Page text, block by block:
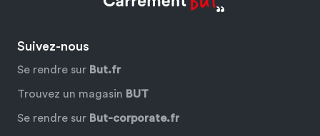
Suivez-nous
Se rendre sur But.fr
Trouvez un magasin BUT
Se rendre sur But-corporate.fr